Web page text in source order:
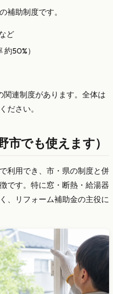
補助制度です。
ど
約50%）
関連制度があります。全体は
ださい。
でも使えます）
利用でき、市・県の制度と併
です。特に窓・断熱・給湯器
、リフォーム補助金の主役に